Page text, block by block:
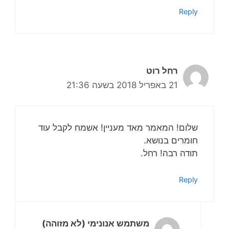
Reply
רחל רוט
21 באפריל 2018 בשעה 21:36
שלום! המאמר מאד מעניין! אשמח לקבל עוד
חומרים בנושא.
תודה רבה! רחל.
Reply
משתמש אנונימי (לא מזוהה)